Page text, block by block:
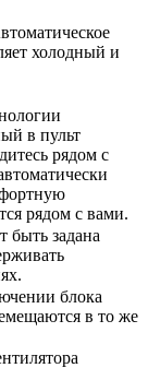
холодный и
в пульт
рядом с
рядом с вами.
быть задана
блока
в то же